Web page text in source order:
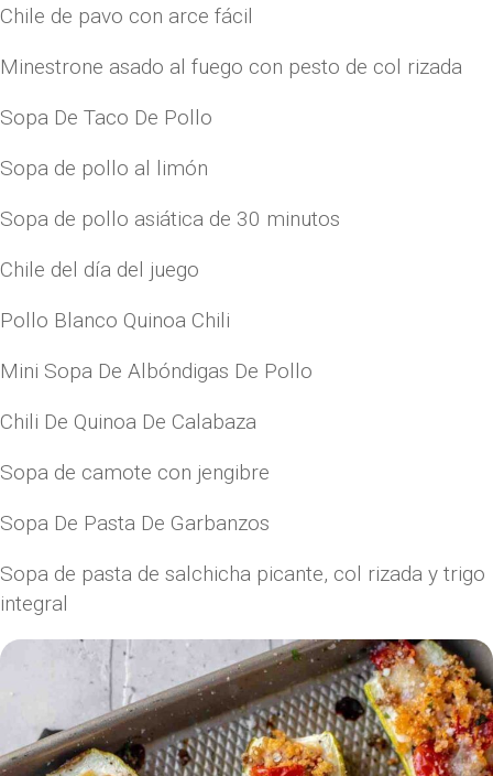
Chile de pavo con arce fácil
Minestrone asado al fuego con pesto de col rizada
Sopa De Taco De Pollo
Sopa de pollo al limón
Sopa de pollo asiática de 30 minutos
Chile del día del juego
Pollo Blanco Quinoa Chili
Mini Sopa De Albóndigas De Pollo
Chili De Quinoa De Calabaza
Sopa de camote con jengibre
Sopa De Pasta De Garbanzos
Sopa de pasta de salchicha picante, col rizada y trigo
integral